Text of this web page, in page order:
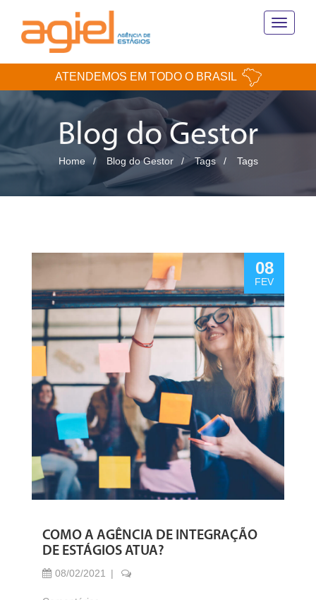
Toggle
ATENDEMOS EM TODO O BRASIL
Blog do Gestor
Home Blog do Gestor Tags Tags
08
FEV
COMO A AGÊNCIA DE INTEGRAÇÃO
DE ESTÁGIOS ATUA?
08/02/2021